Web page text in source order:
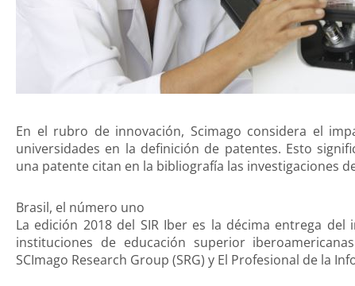
En el rubro de innovación, Scimago considera el
universidades en la definición de patentes. Esto
una patente citan en la bibliografía las investigaciones
Brasil, el número uno
La edición 2018 del SIR Iber es la décima entrega
instituciones de educación superior
SCImago Research Group (SRG) y El Profesional de la